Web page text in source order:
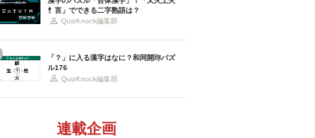
忄言」でできる二字熟語は？
QuizKnock編集部
「？」に入る漢字はなに？和同開珎パズ
ル176
QuizKnock編集部
連載企画